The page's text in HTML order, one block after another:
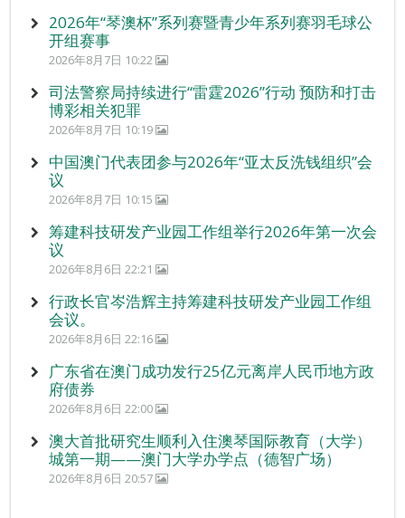
2026年“琴澳杯”系列赛暨青少年系列赛羽毛球公
开组赛事
2026年8月7日 10:22
司法警察局持续进行“雷霆2026”行动 预防和打击
博彩相关犯罪
2026年8月7日 10:19
中国澳门代表团参与2026年“亚太反洗钱组织”会
议
2026年8月7日 10:15
筹建科技研发产业园工作组举行2026年第一次会
议
2026年8月6日 22:21
行政长官岑浩辉主持筹建科技研发产业园工作组
会议。
2026年8月6日 22:16
广东省在澳门成功发行25亿元离岸人民币地方政
府债券
2026年8月6日 22:00
澳大首批研究生顺利入住澳琴国际教育（大学）
城第一期——澳门大学办学点（德智广场）
2026年8月6日 20:57